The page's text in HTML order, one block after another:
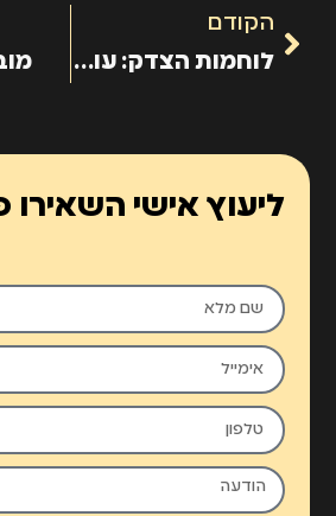
הקודם
לוחמות הצדק: עורכות דין מנצחות מספרות על השליחות בעבודתן
ליעוץ אישי השאירו